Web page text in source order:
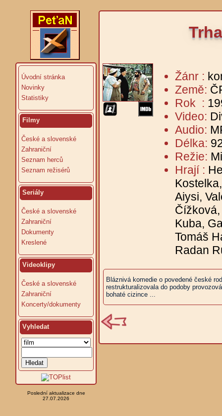
Úvodní stránka
Novinky
Statistiky
Filmy
České a slovenské
Zahraniční
Seznam herců
Seznam režisérů
Seriály
České a slovenské
Zahraniční
Dokumenty
Kreslené
Videoklipy
České a slovenské
Zahraniční
Koncerty/dokumenty
Vyhledat
Poslední aktualizace dne
27.07.2026
Žánr :
Země:
Rok :
Video:
Audio:
Délka:
Režie:
Hrají :
Aiysi,
Kuba,
Tomáš
Radan
Bláznivá komedie o povedené české
restrukturalizovala do podoby
bohaté cizince ...